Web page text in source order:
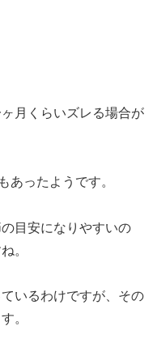
月くらいズレる場合が
あったようです。
目安になりやすいの
。
いるわけですが、その
。